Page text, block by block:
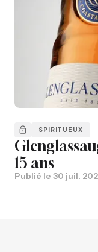
SPIRITUEUX
15 ans
Publié le 30 juil.